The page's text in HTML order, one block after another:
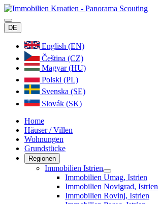
DE
English (EN)
Čeština (CZ)
Magyar (HU)
Polski (PL)
Svenska (SE)
Slovák (SK)
Home
Häuser / Villen
Wohnungen
Grundstücke
Regionen
Immobilien Istrien
Immobilien Umag, Istrien
Immobilien Novigrad, Istrien
Immobilien Rovinj, Istrien